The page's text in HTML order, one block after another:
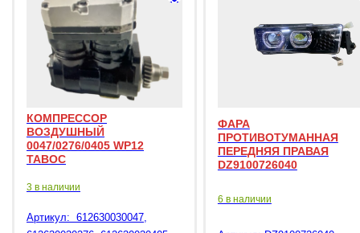
КОМПРЕССОР
ВОЗДУШНЫЙ
0047/0276/0405 WP12
TABOC
3 в наличии
Артикул: 612630030047,
ФАРА
ПРОТИВОТУМАННАЯ
ПЕРЕДНЯЯ ПРАВАЯ
DZ9100726040
6 в наличии